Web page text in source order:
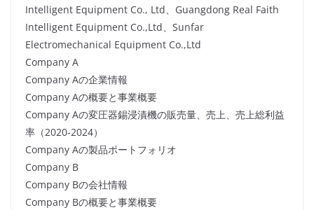
Intelligent Equipment Co., Ltd、Guangdong Real Faith
Intelligent Equipment Co.,Ltd、Sunfar
Electromechanical Equipment Co.,Ltd
Company A
Company Aの企業情報
Company Aの概要と事業概要
Company Aの変圧器錫浸漬機の販売量、売上、売上総利益
率（2020-2024）
Company Aの製品ポートフォリオ
Company B
Company Bの会社情報
Company Bの概要と事業概要